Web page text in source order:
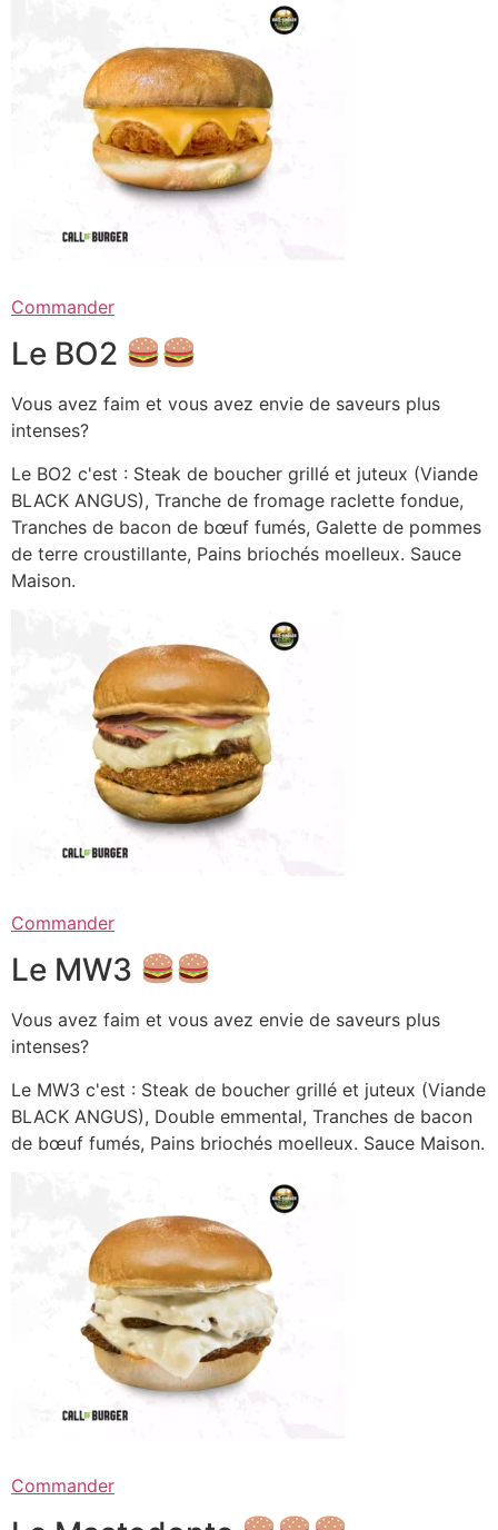
Commander
Le BO2
Vous avez faim et vous avez envie de saveurs plus
intenses?
Le BO2 c'est : Steak de boucher grillé et juteux (Viande
BLACK ANGUS), Tranche de fromage raclette fondue,
Tranches de bacon de bœuf fumés, Galette de pommes
de terre croustillante, Pains briochés moelleux. Sauce
Maison.
Commander
Le MW3
Vous avez faim et vous avez envie de saveurs plus
intenses?
Le MW3 c'est : Steak de boucher grillé et juteux (Viande
BLACK ANGUS), Double emmental, Tranches de bacon
de bœuf fumés, Pains briochés moelleux. Sauce Maison.
Commander